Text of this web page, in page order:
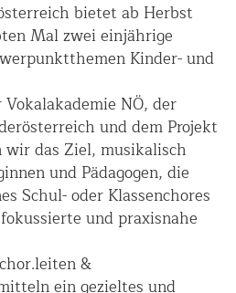
bietet ab Herbst
Mal zwei einjährige
Kinder- und
NÖ, der
und dem Projekt
wir das Ziel, musikalisch
und Pädagogen, die
Schul- oder Klassenchores
und praxisnahe
&
ein gezieltes und